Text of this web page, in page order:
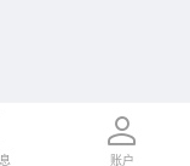
账户